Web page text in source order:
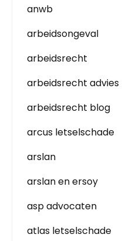
anwb
arbeidsongeval
arbeidsrecht
arbeidsrecht advies
arbeidsrecht blog
arcus letselschade
arslan
arslan en ersoy
asp advocaten
atlas letselschade